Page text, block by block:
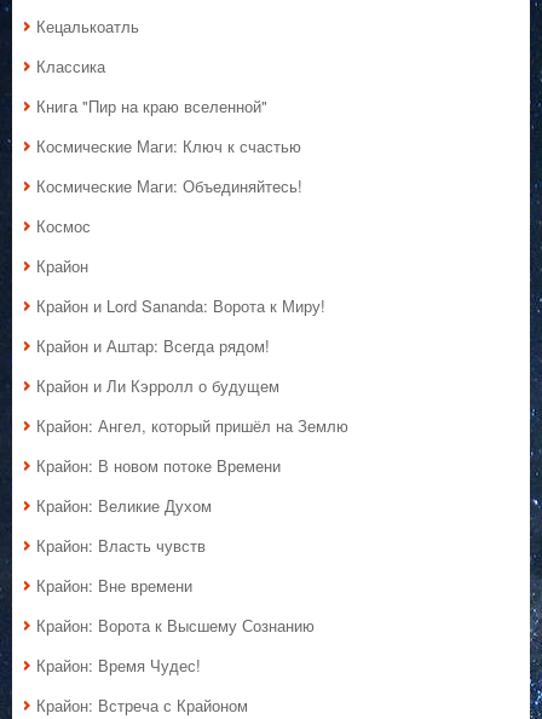
Кецалькоатль
Классика
Книга "Пир на краю вселенной"
Космические Маги: Ключ к счастью
Космические Маги: Объединяйтесь!
Космос
Крайон
Крайон и Lord Sananda: Ворота к Миру!
Крайон и Аштар: Всегда рядом!
Крайон и Ли Кэрролл о будущем
Крайон: Ангел, который пришёл на Землю
Крайон: В новом потоке Времени
Крайон: Великие Духом
Крайон: Власть чувств
Крайон: Вне времени
Крайон: Ворота к Высшему Сознанию
Крайон: Время Чудес!
Крайон: Встреча с Крайоном